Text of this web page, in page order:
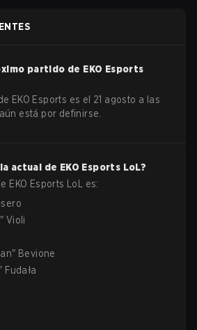
partido de EKO Esports
EKO Esports es el 21 agosto a las
está por definirse.
actual de EKO Esports LoL?
EKO Esports LoL
es:
" Violi
" Bevione
" Fudała